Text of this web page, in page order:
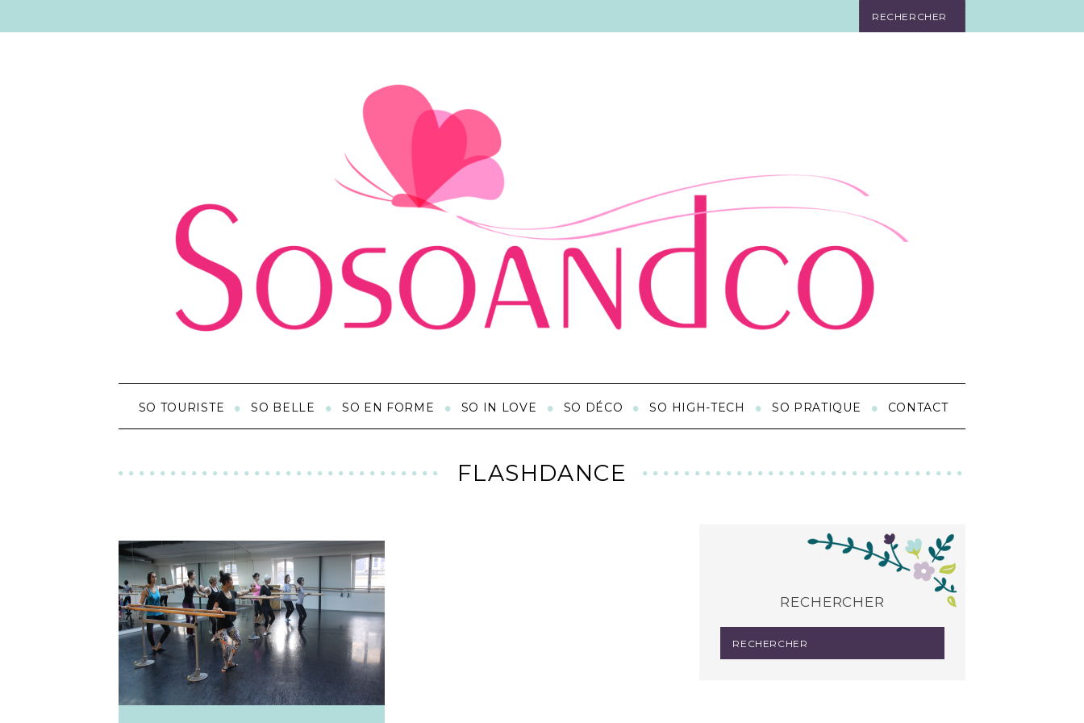
SO TOURISTE SO BELLE SO EN FORME SO IN LOVE SO DÉCO SO HIGH-TECH SO PRATIQUE CONTACT
FLASHDANCE
RECHERCHER